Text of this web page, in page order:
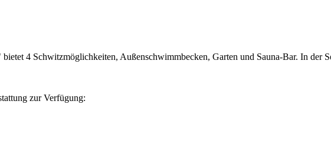
4 Schwitzmöglichkeiten, Außenschwimmbecken, Garten und Sauna-Bar. In der
zur Verfügung: